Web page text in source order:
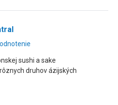
sushi a sake
druhov ázijských